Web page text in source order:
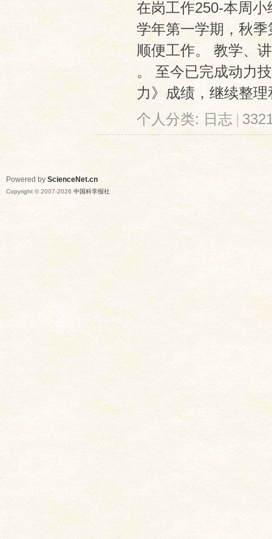
在岗工作250-本周
学年第一学期，秋
顺便工作。 教学、
。 至今已完成动力
力》成绩，继续整
个人分类:日志 |
Powered by ScienceNet.cn
Copyright © 2007-2026 中国科学报社